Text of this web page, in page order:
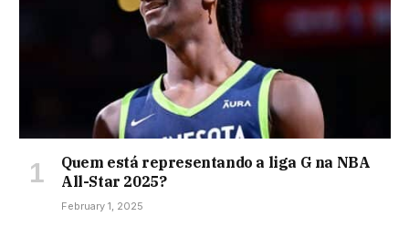
Quem está representando a liga G na NBA
All-Star 2025?
February 1, 2025